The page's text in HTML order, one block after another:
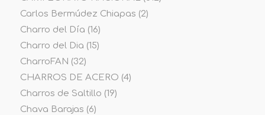
Carlos Bermúdez Chiapas (2)
Charro del Día (16)
Charro del Dia (15)
CharroFAN (32)
CHARROS DE ACERO (4)
Charros de Saltillo (19)
Chava Barajas (6)